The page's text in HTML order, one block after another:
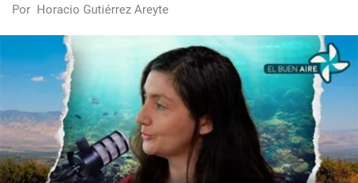
Por Horacio Gutiérrez Areyte